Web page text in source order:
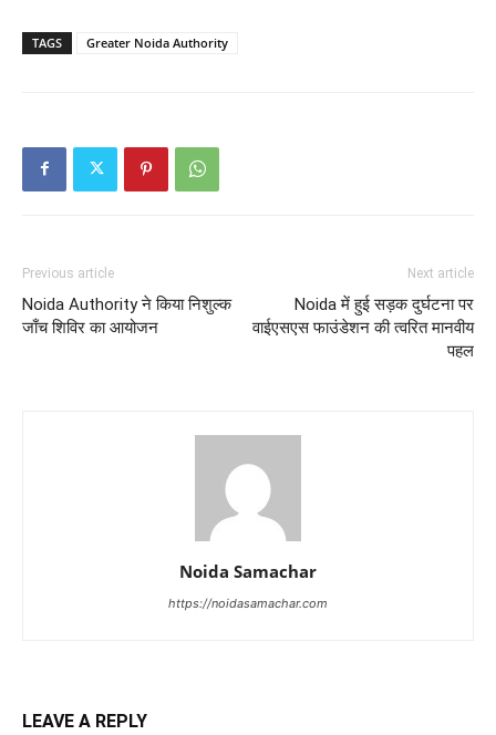
TAGS Greater Noida Authority
Previous article
Noida Authority ने किया निशुल्क
जाँच शिविर का आयोजन
Next article
Noida में हुई सड़क दुर्घटना पर
वाईएसएस फाउंडेशन की त्वरित मानवीय
पहल
Noida Samachar
https://noidasamachar.com
LEAVE A REPLY